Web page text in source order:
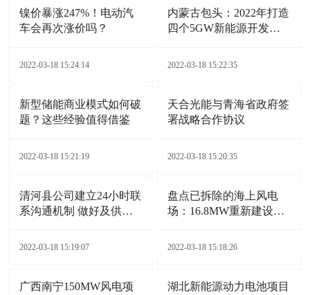
镍价暴涨247%！电动汽
车会再次涨价吗？
2022-03-18 15:24:14
内蒙古包头：2022年打造
四个5GW新能源开发基
2022-03-18 15:22:35
新型储能商业模式如何破
题？这些经验值得借鉴
2022-03-18 15:21:19
天合光能与青海省政府签
署战略合作协议
2022-03-18 15:20:35
清河县公司建立24小时联
系沟通机制 做好及供电
2022-03-18 15:19:07
盘点已拆除的海上风电
场：16.8MW重新建设
2022-03-18 15:18:26
广西南宁150MW风电项
湖北新能源动力电池项目